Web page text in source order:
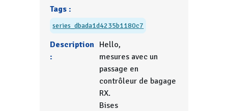
Tags :
series_dbada1d4235b1180c7
Description
:
Hello,
mesures avec un
passage en
contrôleur de bagage
RX.
Bises